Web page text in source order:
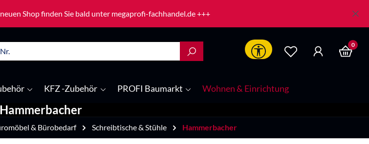
Shop finden Sie bald unter megaprofi-fachhandel.de +++
Werkzeugleiste anzeigen
0
KFZ -Zubehör PROFI Baumarkt Wohnen & Einrichtung
Hammerbacher
& Bürobedarf Schreibtische & Stühle Hammerbacher